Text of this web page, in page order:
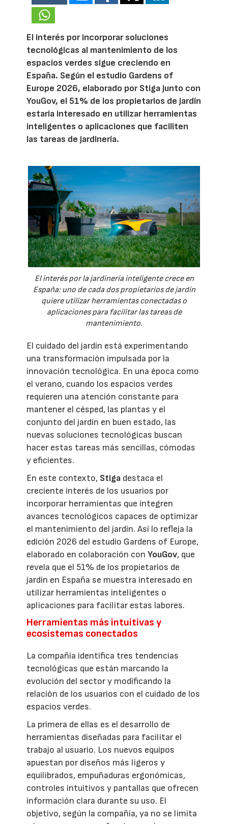
El interés por incorporar soluciones
tecnológicas al mantenimiento de los
espacios verdes sigue creciendo en
España. Según el estudio Gardens of
Europe 2026, elaborado por Stiga junto con
YouGov, el 51% de los propietarios de jardín
estaría interesado en utilizar herramientas
inteligentes o aplicaciones que faciliten
las tareas de jardinería.
El interés por la jardinería inteligente crece en
España: uno de cada dos propietarios de jardín
quiere utilizar herramientas conectadas o
aplicaciones para facilitar las tareas de
mantenimiento.
El cuidado del jardín está experimentando
una transformación impulsada por la
innovación tecnológica. En una época como
el verano, cuando los espacios verdes
requieren una atención constante para
mantener el césped, las plantas y el
conjunto del jardín en buen estado, las
nuevas soluciones tecnológicas buscan
hacer estas tareas más sencillas, cómodas
y eficientes.
En este contexto, Stiga destaca el
creciente interés de los usuarios por
incorporar herramientas que integren
avances tecnológicos capaces de optimizar
el mantenimiento del jardín. Así lo refleja la
edición 2026 del estudio Gardens of Europe,
elaborado en colaboración conYouGov, que
revela que el 51% de los propietarios de
jardín en España se muestra interesado en
utilizar herramientas inteligentes o
aplicaciones para facilitar estas labores.
Herramientas más intuitivas y
ecosistemas conectados
La compañía identifica tres tendencias
tecnológicas que están marcando la
evolución del sector y modificando la
relación de los usuarios con el cuidado de los
espacios verdes.
La primera de ellas es el desarrollo de
herramientas diseñadas para facilitar el
trabajo al usuario. Los nuevos equipos
apuestan por diseños más ligeros y
equilibrados, empuñaduras ergonómicas,
controles intuitivos y pantallas que ofrecen
información clara durante su uso. El
objetivo, según la compañía, ya no se limita